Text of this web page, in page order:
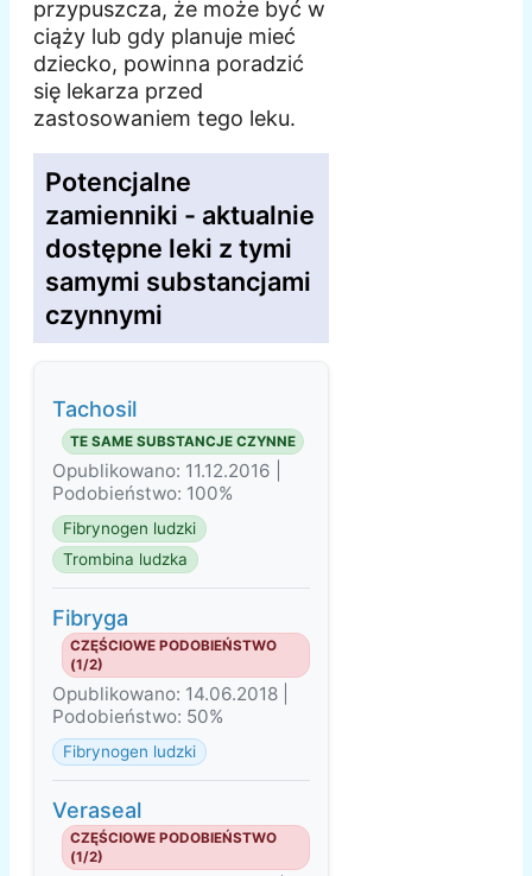
przypuszcza, że może być w
ciąży lub gdy planuje mieć
dziecko, powinna poradzić
się lekarza przed
zastosowaniem tego leku.
Potencjalne
zamienniki - aktualnie
dostępne leki z tymi
samymi substancjami
czynnymi
Tachosil
TE SAME SUBSTANCJE CZYNNE
Opublikowano: 11.12.2016 |
Podobieństwo: 100%
Fibrynogen ludzki
Trombina ludzka
Fibryga
CZĘŚCIOWE PODOBIEŃSTWO
(1/2)
Opublikowano: 14.06.2018 |
Podobieństwo: 50%
Fibrynogen ludzki
Veraseal
CZĘŚCIOWE PODOBIEŃSTWO
(1/2)